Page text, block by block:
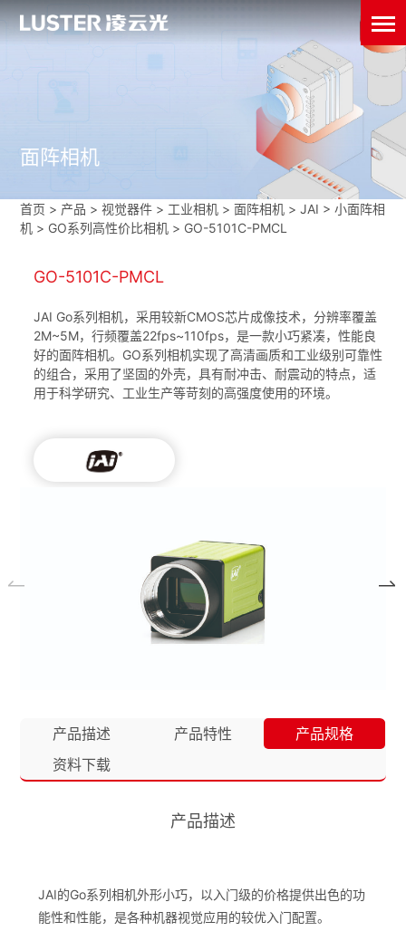
面阵相机
首页 > 产品 > 视觉器件 > 工业相机 >面阵相机 >JAI >小面阵相
机 > GO系列高性价比相机 > GO-5101C-PMCL
GO-5101C-PMCL
JAI Go系列相机，采用较新CMOS芯片成像技术，分辨率覆盖
2M~5M，行频覆盖22fps~110fps，是一款小巧紧凑，性能良
好的面阵相机。GO系列相机实现了高清画质和工业级别可靠性
的组合，采用了坚固的外壳，具有耐冲击、耐震动的特点，适
用于科学研究、工业生产等苛刻的高强度使用的环境。
产品描述 产品特性
产品规格
资料下载
产品描述
JAI的Go系列相机外形小巧，以入门级的价格提供出色的功
能性和性能，是各种机器视觉应用的较优入门配置。